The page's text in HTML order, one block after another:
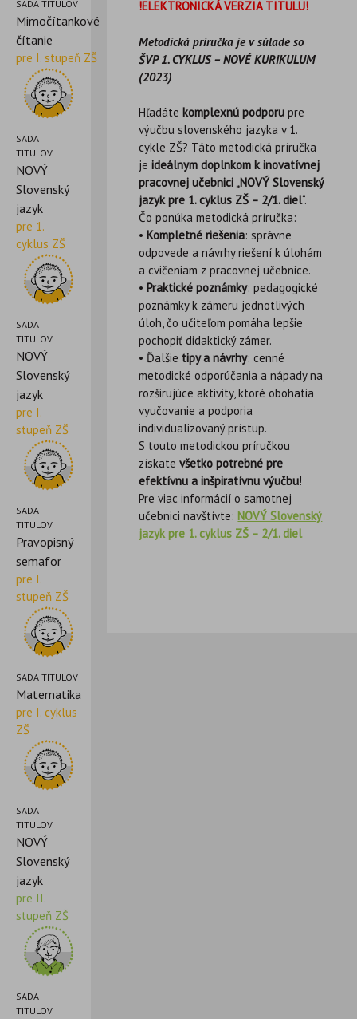
SADA TITULOV
Mimočítankové
čítanie
pre I. stupeň ZŠ
SADA
TITULOV
NOVÝ
Slovenský
jazyk
pre 1.
cyklus ZŠ
SADA
TITULOV
NOVÝ
Slovenský
jazyk
pre I.
stupeň ZŠ
SADA
TITULOV
Pravopisný
semafor
pre I.
stupeň ZŠ
SADA TITULOV
Matematika
pre I. cyklus
ZŠ
SADA
TITULOV
NOVÝ
Slovenský
jazyk
pre II.
stupeň ZŠ
SADA
TITULOV
!ELEKTRONICKÁ VERZIA TITULU!
Metodická príručka je v súlade so
ŠVP 1. CYKLUS – NOVÉ KURIKULUM
(2023)
Hľadátekomplexnú podporu pre
výučbu slovenského jazyka v 1.
cykle ZŠ? Táto metodická príručka
jeideálnym doplnkom k inovatívnej
pracovnej učebnici „NOVÝ Slovenský
jazyk pre 1. cyklus ZŠ – 2/1. diel“.
Čo ponúka metodická príručka:
•Kompletné riešenia: správne
odpovede a návrhy riešení k úlohám
a cvičeniam z pracovnej učebnice.
•Praktické poznámky: pedagogické
poznámky k zámeru jednotlivých
úloh, čo učiteľom pomáha lepšie
pochopiť didaktický zámer.
• Ďalšie tipy a návrhy: cenné
metodické odporúčania a nápady na
rozširujúce aktivity, ktoré obohatia
vyučovanie a podporia
individualizovaný prístup.
S touto metodickou príručkou
získate všetko potrebné pre
efektívnu a inšpiratívnu výučbu!
Pre viac informácií o samotnej
učebnici navštívte:NOVÝ Slovenský
jazyk pre 1. cyklus ZŠ – 2/1. diel